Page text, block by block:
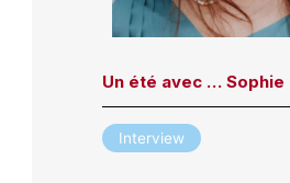
Un été avec … Sophie
Interview